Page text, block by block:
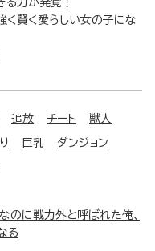
る力が発覚！
く賢く愛らしい女の子にな
追放 チート 獣人
巨乳 ダンジョン
のに戦力外と呼ばれた俺、
る